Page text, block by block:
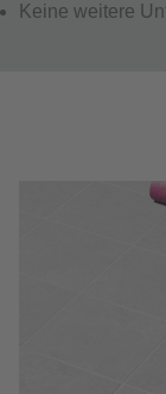
Keine weitere